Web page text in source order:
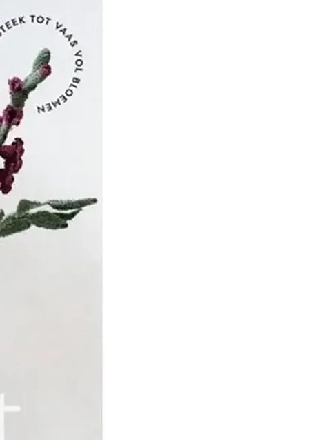
en haakaccessoires.
bij KnitPro is dat de
onze klanten tevreden
naar hen te luisteren
ze, met de hulp van
adviespanel van
een reeks
ontwikkeld
weten dat ze zullen
van alle brei
ongeacht hun